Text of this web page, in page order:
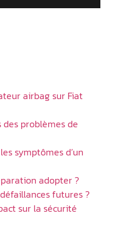
airbag sur Fiat
des problèmes de
symptômes d’un
adopter ?
futures ?
sur la sécurité